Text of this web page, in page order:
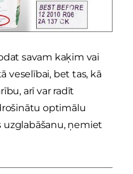
savam kaķim vai
veselībai, bet tas, kā
arī var radīt
optimālu
uzglabāšanu, ņemiet